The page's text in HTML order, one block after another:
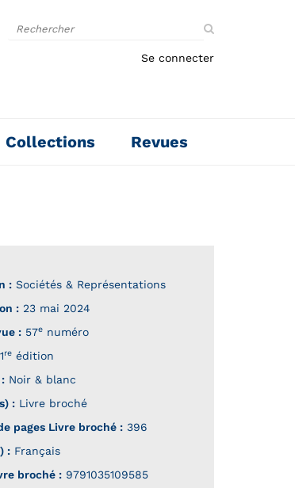
le
Se connecter
Collections Revues
: Sociétés & Représentations
: 23 mai 2024
: 57e numéro
1re édition
Noir & blanc
: Livre broché
pages Livre broché : 396
: Français
broché : 9791035109585